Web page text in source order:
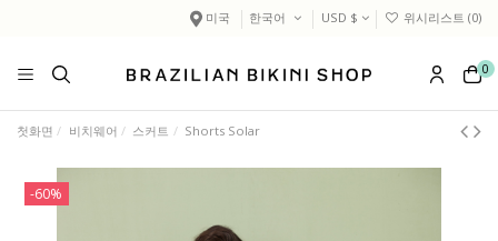
미국 한국어 USD $ 위시리스트 (0)
0
첫화면 비치웨어 스커트 Shorts Solar
-60%